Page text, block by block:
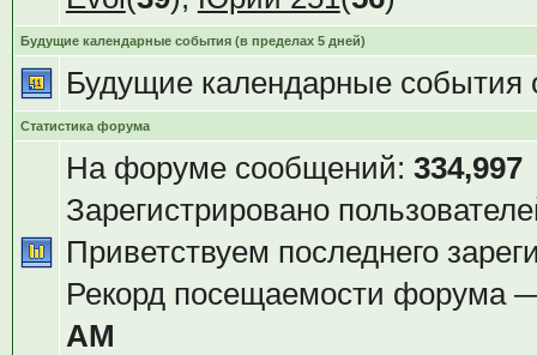
Будущие календарные события (в пределах 5 дней)
Будущие календарные события
Статистика форума
На форуме сообщений: 334,997
Зарегистрировано
Приветствуем последнего
Рекорд посещаемости форума
AM